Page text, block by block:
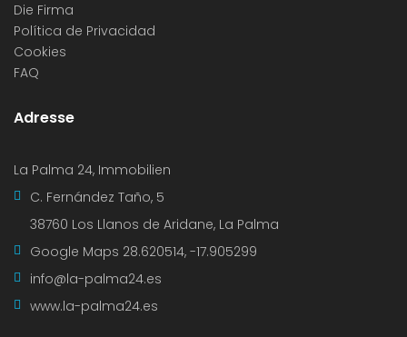
Die Firma
Política de Privacidad
Cookies
FAQ
Adresse
La Palma 24, Immobilien
C. Fernández Taño, 5
38760 Los Llanos de Aridane, La Palma
Google Maps 28.620514, -17.905299
info@la-palma24.es
www.la-palma24.es